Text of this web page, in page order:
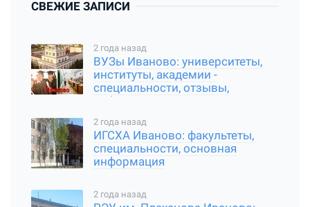
СВЕЖИЕ ЗАПИСИ
2 года назад
ВУЗы Иваново: университеты,
институты, академии -
специальности, отзывы,
информация
2 года назад
ИГСХА Иваново: факультеты,
специальности, основная
информация
2 года назад